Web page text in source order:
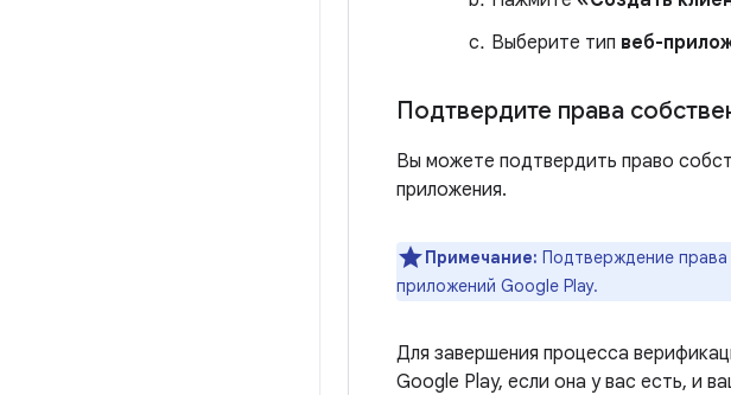
Выберите тип веб-
Подтвердите права
Вы можете подтвердить право
приложения.
Примечание: Подтверждение
приложений Google Play.
Для завершения процесса
Google Play, если она у вас есть, и